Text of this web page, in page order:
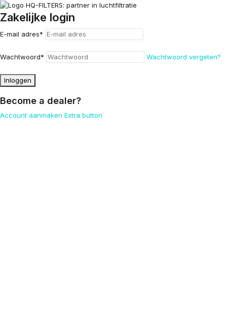
Zakelijke login
E-mail adres*
Wachtwoord* Wachtwoord vergeten?
Inloggen
Become a dealer?
Account aanmaken Extra button